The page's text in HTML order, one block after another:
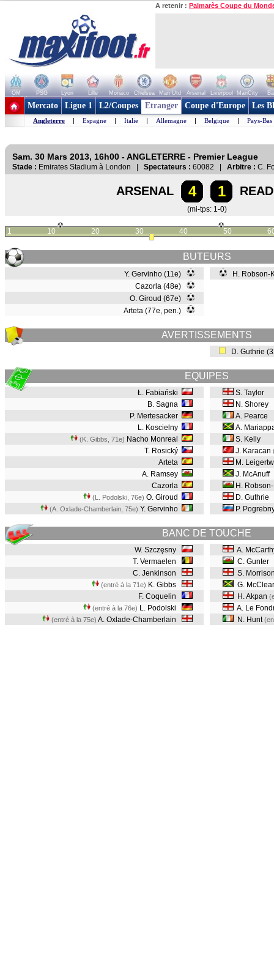
A retenir : Palmarès Coupe du
OM PSG Lyon Lille Monaco Chelsea Man Utd Arsenal Liverpool ManCity
+ de clubs
Mercato Ligue 1 L2/Coupes Etranger Coupe d'Europe Les
Angleterre | Espagne | Italie | Allemagne | Belgique | Pays-Bas
Sam. 30 Mars 2013, 16h00 - ANGLETERRE - Premier League
Stade : Emirates Stadium à London | Spectateurs : 60082 | Arbitre : C.
ARSENAL 4 1
(mi-tps: 1-0)
1 10 20 30 40 50
BUTEURS
Y. Gervinho (11e)
Cazorla (48e)
O. Giroud (67e)
Arteta (77e, pen.)
H. Robson-
AVERTISSEMENTS
D. Guthrie
EQUIPES
Ł. Fabiański
B. Sagna
P. Mertesacker
L. Koscielny
(K. Gibbs, 71e) Nacho Monreal
T. Rosický
Arteta
A. Ramsey
Cazorla
(L. Podolski, 76e) O. Giroud
(A. Oxlade-Chamberlain, 75e) Y. Gervinho
S. Taylor
N. Shorey
A. Pearce
A.
S. Kelly
J. Karacan
M.
J. McAnuff
H.
D. Guthrie
P.
BANC DE TOUCHE
W. Szczęsny
T. Vermaelen
C. Jenkinson
(entré à la 71e) K. Gibbs
F. Coquelin
(entré à la 76e) L. Podolski
(entré à la 75e) A. Oxlade-Chamberlain
A.
C. Gunter
S.
G.
H. Akpan
A. Le
N. Hunt